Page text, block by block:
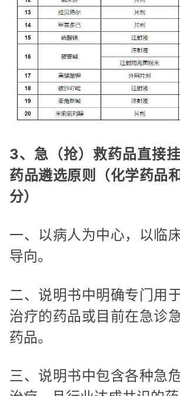
3、急（抢）救药品直接
药品遴选原则（化学药品
分）
一、以病人为中心，以临
导向。
二、说明书中明确专门用
治疗的药品或目前在急诊
药品。
三、说明书中包含各种急